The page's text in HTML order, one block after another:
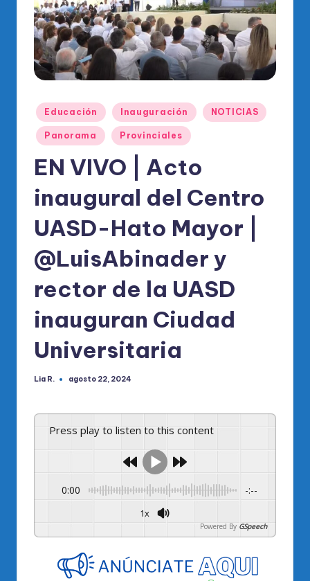
di
o
ci
al
el
R
M
Publicado
en
Educación Inauguración NOTICIAS
Panorama Provinciales
EN VIVO | Acto
inaugural del Centro
UASD-Hato Mayor |
@LuisAbinader y
rector de la UASD
inauguran Ciudad
Universitaria
Publicado
Lia R. agosto 22, 2024
Press play to listen to this content
0:00 -:--
1x
Powered By GSpeech